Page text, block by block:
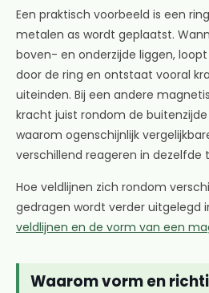
Een praktisch voorbeeld is een
metalen as wordt geplaatst.
boven- en onderzijde liggen,
door de ring en ontstaat vooral
uiteinden. Bij een andere
kracht juist rondom de
waarom ogenschijnlijk
verschillend reageren in dezelfde
Hoe veldlijnen zich rondom
gedragen wordt verder uitgelegd
veldlijnen en de vorm van een
Waarom vorm en